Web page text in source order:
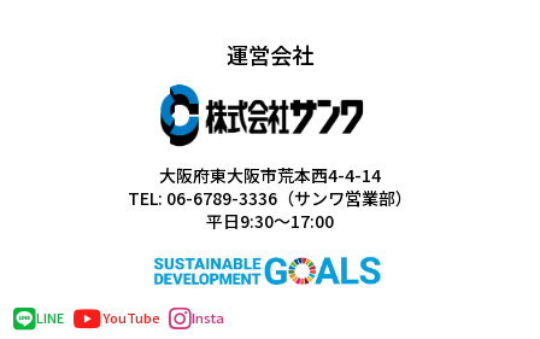
運営会社
大阪府東大阪市荒本西4-4-14
TEL: 06-6789-3336（サンワ営業部）
平日9:30～17:00
LINE YouTube Insta